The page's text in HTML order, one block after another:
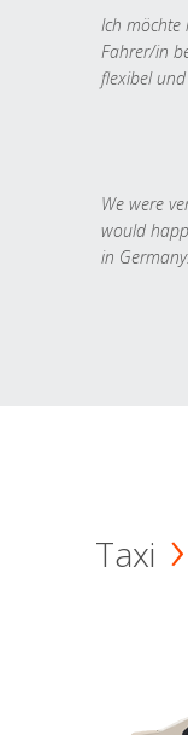
Ich möchte
Fahrer/in
flexibel
We were
would
in Germany.
Taxi